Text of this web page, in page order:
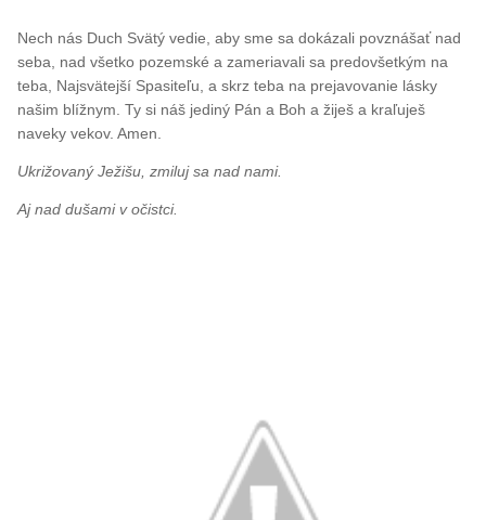
Nech nás Duch Svätý vedie, aby sme sa dokázali povznášať nad
seba, nad všetko pozemské a zameriavali sa predovšetkým na
teba, Najsvätejší Spasiteľu, a skrz teba na prejavovanie lásky
našim blížnym. Ty si náš jediný Pán a Boh a žiješ a kraľuješ
naveky vekov. Amen.
Ukrižovaný Ježišu, zmiluj sa nad nami.
Aj nad dušami v očistci.